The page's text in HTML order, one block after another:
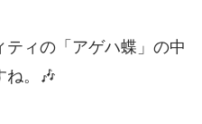
ィの「アゲハ蝶」の中
ね。🎶